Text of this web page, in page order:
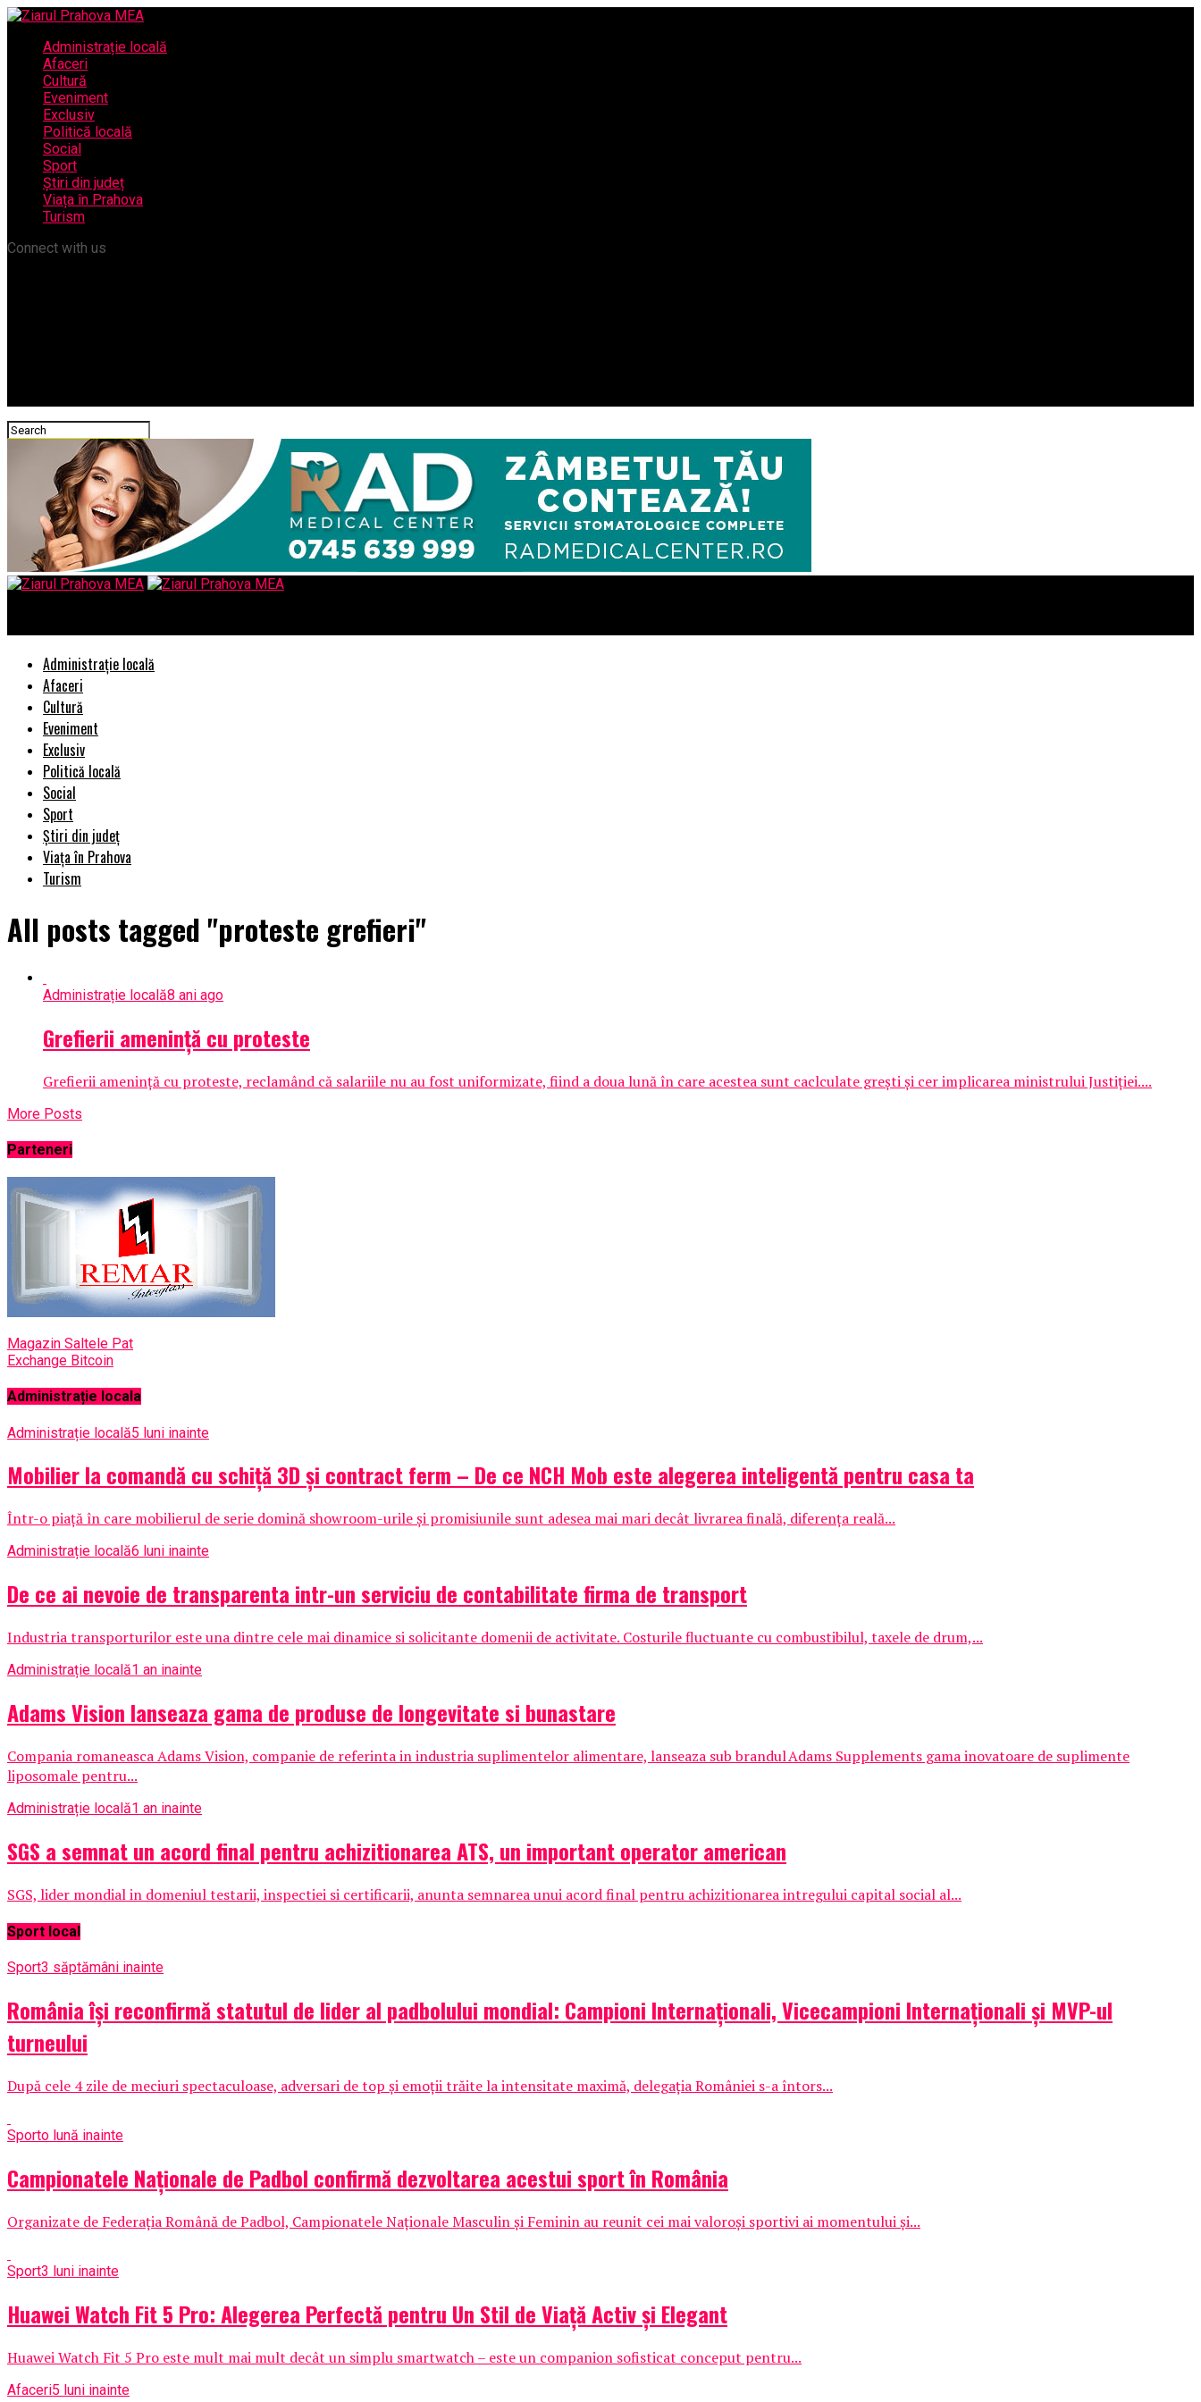
Administrație locală
Afaceri
Cultură
Eveniment
Exclusiv
Politică locală
Social
Sport
Știri din județ
Viața în Prahova
Turism
Connect with us
Administrație locală
Afaceri
Cultură
Eveniment
Exclusiv
Politică locală
Social
Sport
Știri din județ
Viața în Prahova
Turism
All posts tagged "proteste grefieri"
Administrație locală8 ani ago
Grefierii ameninţă cu proteste
Grefierii ameninţă cu proteste, reclamând că salariile nu au fost uniformizate, fiind a doua lună în care acestea sunt caclculate greşti şi cer implicarea ministrului Justiţiei....
More Posts
Parteneri
Magazin Saltele Pat
Exchange Bitcoin
Administrație locala
Administrație locală5 luni inainte
Mobilier la comandă cu schiță 3D și contract ferm – De ce NCH Mob este alegerea inteligentă pentru casa ta
Într-o piață în care mobilierul de serie domină showroom-urile și promisiunile sunt adesea mai mari decât livrarea finală, diferența reală...
Administrație locală6 luni inainte
De ce ai nevoie de transparenta intr-un serviciu de contabilitate firma de transport
Industria transporturilor este una dintre cele mai dinamice si solicitante domenii de activitate. Costurile fluctuante cu combustibilul, taxele de drum,...
Administrație locală1 an inainte
Adams Vision lanseaza gama de produse de longevitate si bunastare
Compania romaneasca Adams Vision, companie de referinta in industria suplimentelor alimentare, lanseaza sub brandul Adams Supplements gama inovatoare de suplimente
liposomale pentru...
Administrație locală1 an inainte
SGS a semnat un acord final pentru achizitionarea ATS, un important operator american
SGS, lider mondial in domeniul testarii, inspectiei si certificarii, anunta semnarea unui acord final pentru achizitionarea intregului capital social al...
Sport local
Sport3 săptămâni inainte
România își reconfirmă statutul de lider al padbolului mondial: Campioni Internaționali, Vicecampioni Internaționali și MVP-ul
turneului
După cele 4 zile de meciuri spectaculoase, adversari de top și emoții trăite la intensitate maximă, delegația României s-a întors...
Sporto lună inainte
Campionatele Naționale de Padbol confirmă dezvoltarea acestui sport în România
Organizate de Federația Română de Padbol, Campionatele Naționale Masculin și Feminin au reunit cei mai valoroși sportivi ai momentului și...
Sport3 luni inainte
Huawei Watch Fit 5 Pro: Alegerea Perfectă pentru Un Stil de Viață Activ și Elegant
Huawei Watch Fit 5 Pro este mult mai mult decât un simplu smartwatch – este un companion sofisticat conceput pentru...
Afaceri5 luni inainte